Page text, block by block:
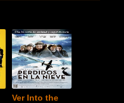
Ver Into the